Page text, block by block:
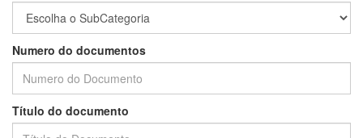
Numero do documentos
Título do documento